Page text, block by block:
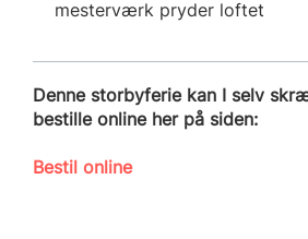
mesterværk pryder loftet
Denne storbyferie kan I selv
bestille online her på siden:
Bestil online